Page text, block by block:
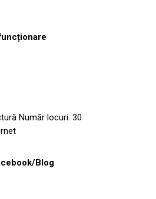
Număr locuri: 30
Blog